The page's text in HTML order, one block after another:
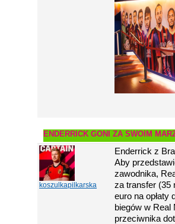
ENDERRICK GONI ZA SWOIM
koszulkapilkarska
Enderrick z
Aby
zawodnika,
za transfer (35
euro na opłaty
biegów w Real
przeciwnika